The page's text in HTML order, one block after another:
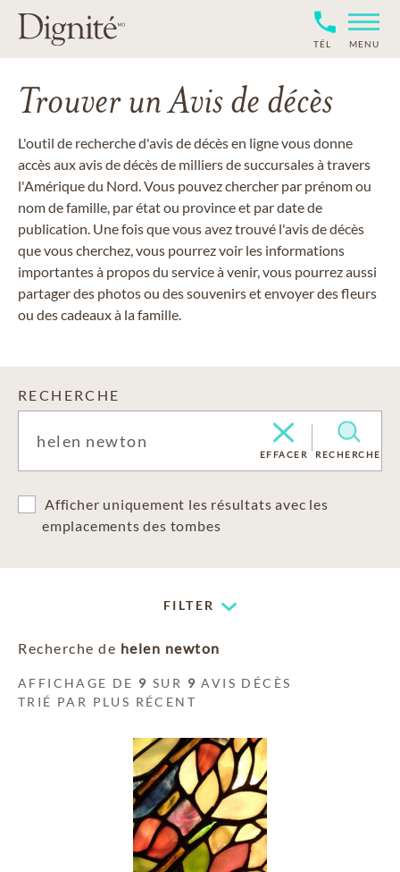
TÉL MENU
Trouver un Avis de décès
L'outil de recherche d'avis de décès en ligne vous donne
accès aux avis de décès de milliers de succursales à travers
l'Amérique du Nord. Vous pouvez chercher par prénom ou
nom de famille, par état ou province et par date de
publication. Une fois que vous avez trouvé l'avis de décès
que vous cherchez, vous pourrez voir les informations
importantes à propos du service à venir, vous pourrez aussi
partager des photos ou des souvenirs et envoyer des fleurs
ou des cadeaux à la famille.
RECHERCHE
EFFACER RECHERCHE
Afficher uniquement les résultats avec les
emplacements des tombes
FILTER
Recherche de helen newton
AFFICHAGE DE 9 SUR 9 AVIS DÉCÈS
TRIÉ PAR PLUS RÉCENT